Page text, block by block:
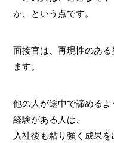
か、という点です。
面接官は、再現性のあ
ます。
他の人が途中で諦める
経験がある人は、
入社後も粘り強く成果